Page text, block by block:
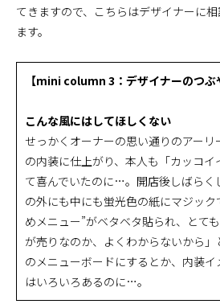
てきますので、こちらはデザイナーに
ます。
【mini column 3：デザイナーのつぶ
こんな風にはしてほしくない
せっかくオーナーの思い通りのアーリ
の内装に仕上がり、本人も「カッコ
て喜んでいたのに…。開店後しばらく
の外にも中にも蛍光色の紙にマジッ
めメニュー”がベタベタ貼られ、とて
が売りなのか、よくわからないから
のメニューボードにするとか、内装
はいろいろあるのに…。